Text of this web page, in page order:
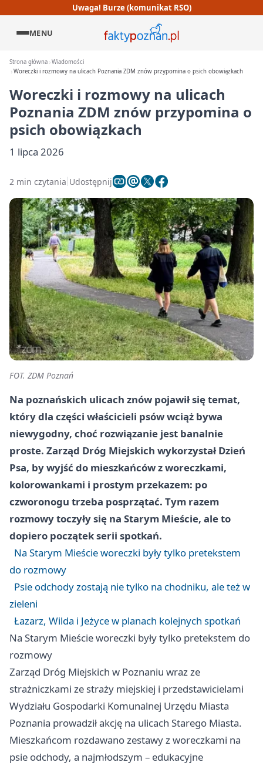
Uwaga! Burze (komunikat RSO)
MENU
Strona główna Wiadomości
Woreczki i rozmowy na ulicach Poznania ZDM znów przypomina o psich obowiązkach
Woreczki i rozmowy na ulicach
Poznania ZDM znów przypomina o
psich obowiązkach
1 lipca 2026
2 min czytania Udostępnij
FOT. ZDM Poznań
Na poznańskich ulicach znów pojawił się temat,
który dla części właścicieli psów wciąż bywa
niewygodny, choć rozwiązanie jest banalnie
proste. Zarząd Dróg Miejskich wykorzystał Dzień
Psa, by wyjść do mieszkańców z woreczkami,
kolorowankami i prostym przekazem: po
czworonogu trzeba posprzątać. Tym razem
rozmowy toczyły się na Starym Mieście, ale to
dopiero początek serii spotkań.
Na Starym Mieście woreczki były tylko pretekstem
do rozmowy
Psie odchody zostają nie tylko na chodniku, ale też w
zieleni
Łazarz, Wilda i Jeżyce w planach kolejnych spotkań
Na Starym Mieście woreczki były tylko pretekstem do
rozmowy
Zarząd Dróg Miejskich w Poznaniu wraz ze
strażniczkami ze straży miejskiej i przedstawicielami
Wydziału Gospodarki Komunalnej Urzędu Miasta
Poznania prowadził akcję na ulicach Starego Miasta.
Mieszkańcom rozdawano zestawy z woreczkami na
psie odchody, a najmłodszym – edukacyjne